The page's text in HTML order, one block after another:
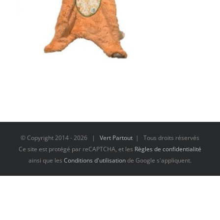
© Copyright 2014 -2026 | Vert Partout | Tous droits réservés
Ce site est protégé par reCAPTCHA, et les Règles de confidentialité
ainsi que les Conditions d'utilisationde Google s'appliquent.